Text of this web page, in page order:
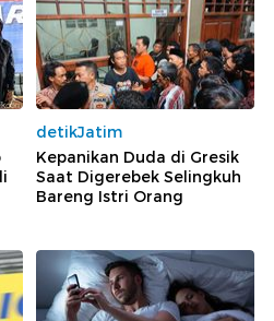
detikJatim
Kepanikan Duda di Gresik
Saat Digerebek Selingkuh
Bareng Istri Orang